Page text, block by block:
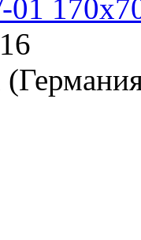
01